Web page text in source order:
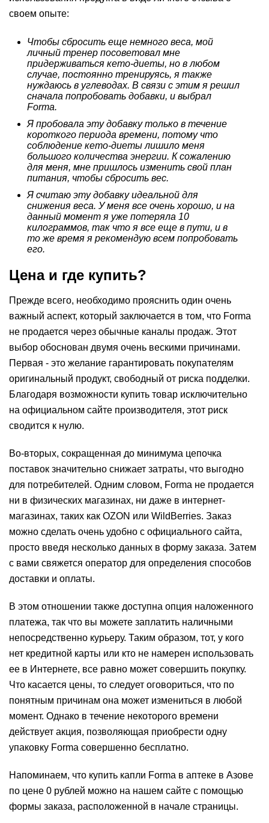
своем опыте:
Чтобы сбросить еще немного веса, мой
личный тренер посоветовал мне
придерживаться кето-диеты, но в любом
случае, постоянно тренируясь, я также
нуждаюсь в углеводах. В связи с этим я решил
сначала попробовать добавки, и выбрал
Forma.
Я пробовала эту добавку только в течение
короткого периода времени, потому что
соблюдение кето-диеты лишило меня
большого количества энергии. К сожалению
для меня, мне пришлось изменить свой план
питания, чтобы сбросить вес.
Я считаю эту добавку идеальной для
снижения веса. У меня все очень хорошо, и на
данный момент я уже потеряла 10
килограммов, так что я все еще в пути, и в
то же время я рекомендую всем попробовать
его.
Цена и где купить?
Прежде всего, необходимо прояснить один очень
важный аспект, который заключается в том, что Forma
не продается через обычные каналы продаж. Этот
выбор обоснован двумя очень вескими причинами.
Первая - это желание гарантировать покупателям
оригинальный продукт, свободный от риска подделки.
Благодаря возможности купить товар исключительно
на официальном сайте производителя, этот риск
сводится к нулю.
Во-вторых, сокращенная до минимума цепочка
поставок значительно снижает затраты, что выгодно
для потребителей. Одним словом, Forma не продается
ни в физических магазинах, ни даже в интернет-
магазинах, таких как OZON или WildBerries. Заказ
можно сделать очень удобно с официального сайта,
просто введя несколько данных в форму заказа. Затем
с вами свяжется оператор для определения способов
доставки и оплаты.
В этом отношении также доступна опция наложенного
платежа, так что вы можете заплатить наличными
непосредственно курьеру. Таким образом, тот, у кого
нет кредитной карты или кто не намерен использовать
ее в Интернете, все равно может совершить покупку.
Что касается цены, то следует оговориться, что по
понятным причинам она может измениться в любой
момент. Однако в течение некоторого времени
действует акция, позволяющая приобрести одну
упаковку Forma совершенно бесплатно.
Напоминаем, что купить капли Forma в аптеке в Азове
по цене 0 рублей можно на нашем сайте с помощью
формы заказа, расположенной в начале страницы.